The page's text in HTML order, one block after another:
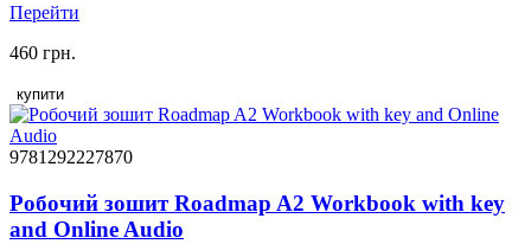
Перейти
460 грн.
купити
9781292227870
Робочий зошит Roadmap A2 Workbook with key
and Online Audio